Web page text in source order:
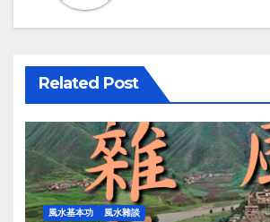
Related Post
風水基本功 風水雜談